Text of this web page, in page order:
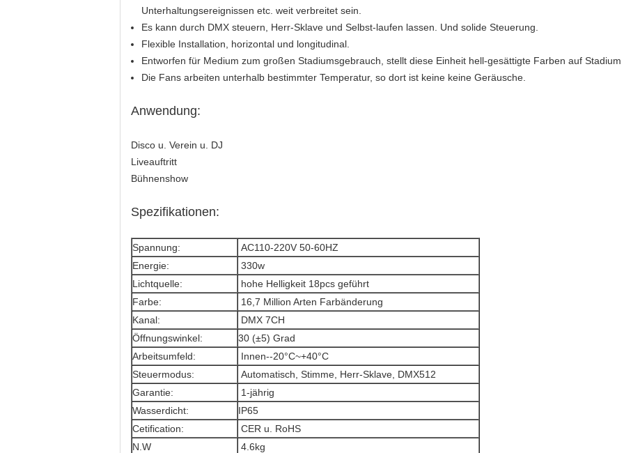
Unterhaltungsereignissen etc. weit verbreitet sein.
Es kann durch DMX steuern, Herr-Sklave und Selbst-laufen lassen. Und solide Steuerung.
Flexible Installation, horizontal und longitudinal.
Entworfen für Medium zum großen Stadiumsgebrauch, stellt diese Einheit hell-gesättigte Farben auf
Die Fans arbeiten unterhalb bestimmter Temperatur, so dort ist keine keine Geräusche.
Anwendung:
Disco u. Verein u. DJ
Liveauftritt
Bühnenshow
Spezifikationen:
Spannung:
AC110-220V 50-60HZ
Energie:
330w
Lichtquelle:
hohe Helligkeit 18pcs geführt
Farbe:
16,7 Million Arten Farbänderung
Kanal:
DMX 7CH
Öffnungswinkel:
30 (±5) Grad
Arbeitsumfeld:
Innen--20°C~+40°C
Steuermodus:
Automatisch, Stimme, Herr-Sklave, DMX512
Garantie:
1-jährig
Wasserdicht:
IP65
Cetification:
CER u. RoHS
N.W
4.6kg